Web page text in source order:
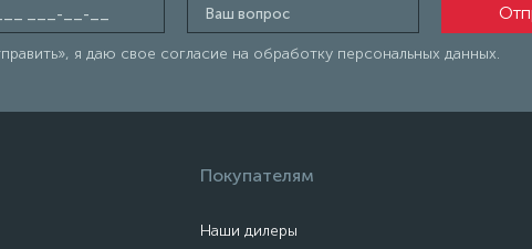
я даю свое согласие на обработку персональных данных.
Покупателям
Наши дилеры